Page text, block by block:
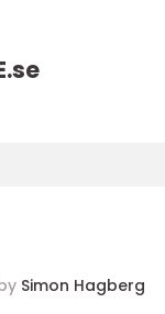
se
Simon Hagberg